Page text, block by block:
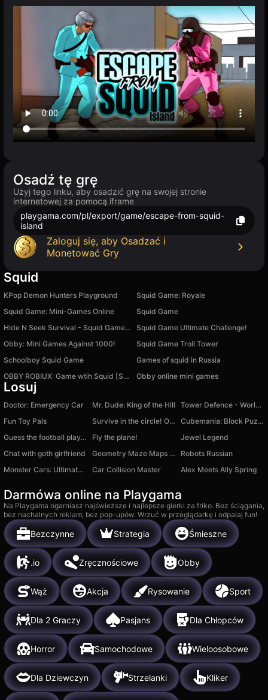
Osadź tę grę
Użyj tego linku, aby osadzić grę na swojej stronie
internetowej za pomocą iframe
playgama.com/pl/export/game/escape-from-squid-
island
Zaloguj się, aby Osadzać i
Monetować Gry
Squid
KPop Demon Hunters Playground
Squid Game: Royale
Squid Game: Mini-Games Online
Squid Game
Hide N Seek Survival - Squid Game Keys and Knives
Squid Game Ultimate Challenge!
Obby: Mini Games Against 1000!
Squid Game Troll Tower
Schoolboy Squid Game
Games of squid in Russia
OBBY ROBIUX: Game wtih Squid [SEASON 2]
Obby online mini games
Losuj
Doctor: Emergency Car Mr. Dude: King of the Hill
Tower Defence - World War
Fun Toy Pals
Survive in the circle! Obby
Cubemania: Block Puzzle
Guess the football player by their career!
Fly the plane!
Jewel Legend
Chat with goth girlfriend
Geometry Maze Maps V2
Robots Russian
Monster Cars: Ultimate Simulator
Car Collision Master Alex Meets Ally Spring
Darmówa online na Playgama
Na Playgama ogarniasz najświeższe i najlepsze gierki za friko. Bez ściągania,
bez nachalnych reklam, bez pop-upów. Wrzuć w przeglądarkę i odpalaj fun!
Bezczynne Strategia Śmieszne
.io Zręcznościowe Obby
Wąż Akcja Rysowanie Sport
Dla 2 Graczy Pasjans Dla Chłopców
Horror Samochodowe Wieloosobowe
Dla Dziewczyn Strzelanki Kliker